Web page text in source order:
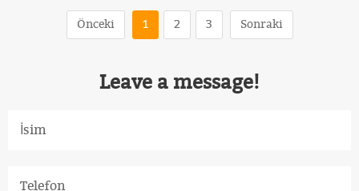
Önceki 1 2 3 Sonraki
Leave a message!